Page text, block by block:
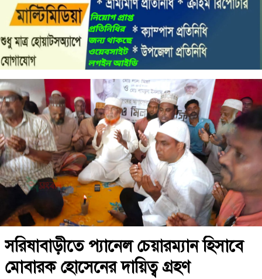
সরিষাবাড়ীতে প্যানেল চেয়ারম্যান হিসাবে
মোবারক হোসেনের দায়িত্ব গ্রহণ